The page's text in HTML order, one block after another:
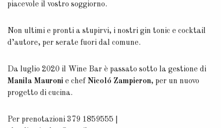
piacevole il vostro soggiorno.
Non ultimi e pronti a stupirvi, i nostri gin tonic e cocktail
d’autore, per serate fuori dal comune.
Da luglio 2020 il Wine Bar è passato sotto la gestione di
Manila Mauroni e chef Nicoló Zampieron, per un nuovo
progetto di cucina.
Per prenotazioni 379 1859555 |